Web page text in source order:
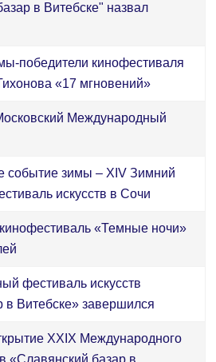
в Витебске" назвал
победители кинофестиваля
«17 мгновений»
Международный
событие зимы – XIV Зимний
искусств в Сочи
«Темные ночи»
фестиваль искусств
в Витебске» завершился
XXIX Международного
«Славянский базар в